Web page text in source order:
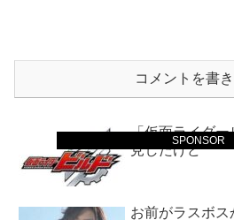
SPONSOR
コメントを書
「仮面ライダ
見したけど
お前がラスボス